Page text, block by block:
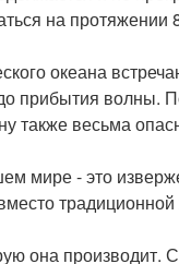
на протяжении
океана
прибытия волны.
также весьма
мире - это
она производит.